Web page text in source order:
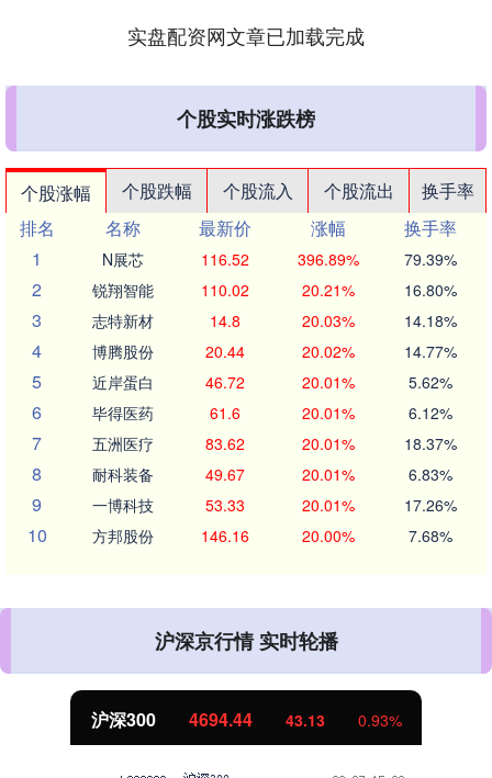
实盘配资网文章已加载完成
个股实时涨跌榜
个股涨幅 个股跌幅 个股流入 个股流出
换手率
排名
名称 最新价 涨幅
换手率
1
N展芯 116.52 396.89% 79.39%
2 锐翔智能 110.02 20.21% 16.80%
3 志特新材 14.8 20.03% 14.18%
4 博腾股份 20.44 20.02% 14.77%
5 近岸蛋白 46.72 20.01% 5.62%
6 毕得医药 61.6 20.01% 6.12%
7 五洲医疗 83.62 20.01% 18.37%
8 耐科装备 49.67 20.01% 6.83%
9 一博科技 53.33 20.01% 17.26%
10 方邦股份 146.16 20.00% 7.68%
沪深京行情 实时轮播
沪深300 4694.44 43.13 0.93%